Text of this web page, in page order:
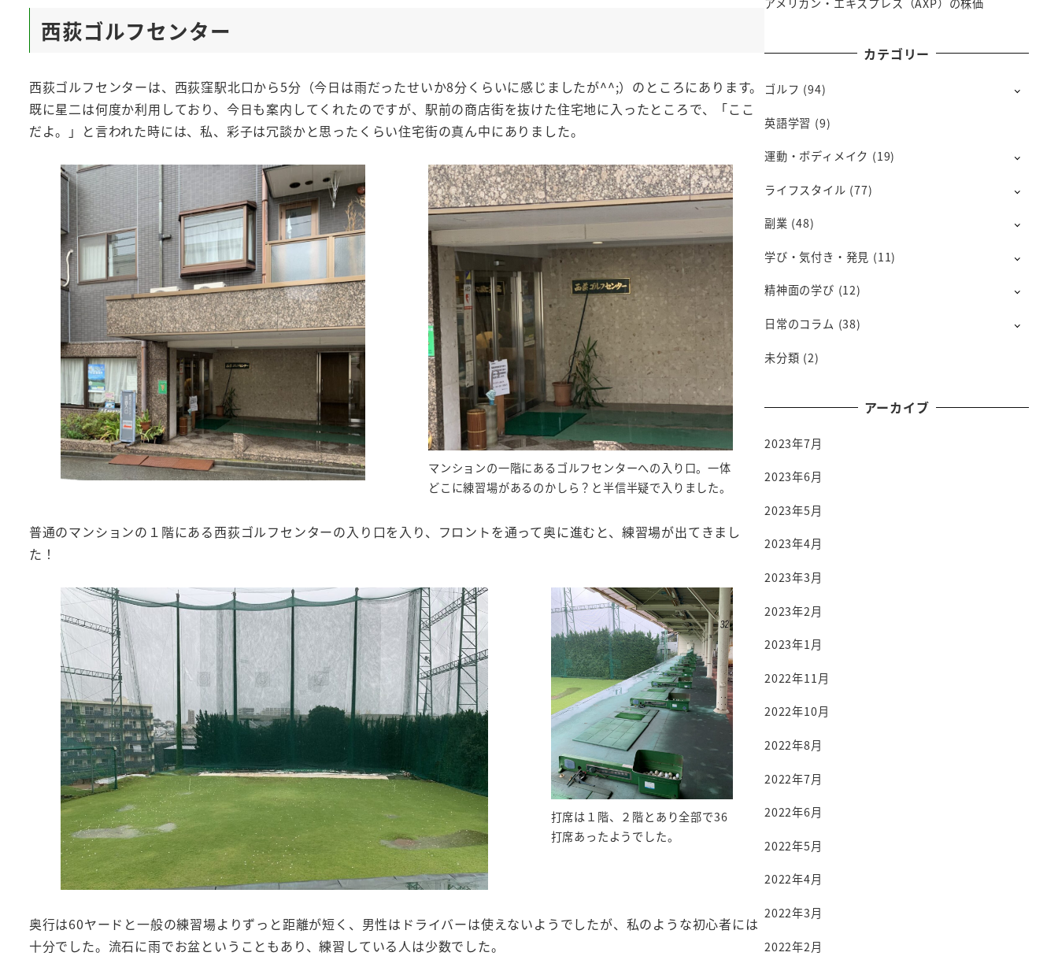
西荻ゴルフセンター
西荻ゴルフセンターは、西荻窪駅北口から5分（今日は雨だったせいか8分くらいに感じましたが^^;）のところにあります。
既に星二は何度か利用しており、今日も案内してくれたのですが、駅前の商店街を抜けた住宅地に入ったところで、「ここ
だよ。」と言われた時には、私、彩子は冗談かと思ったくらい住宅街の真ん中にありました。
マンションの一階にあるゴルフセンターへの入り口。一体
どこに練習場があるのかしら？と半信半疑で入りました。
普通のマンションの１階にある西荻ゴルフセンターの入り口を入り、フロントを通って奥に進むと、練習場が出てきまし
た！
打席は１階、２階とあり全部で36
打席あったようでした。
奥行は60ヤードと一般の練習場よりずっと距離が短く、男性はドライバーは使えないようでしたが、私のような初心者には
十分でした。流石に雨でお盆ということもあり、練習している人は少数でした。
カテゴリー
ゴルフ (94)
英語学習 (9)
運動・ボディメイク (19)
ライフスタイル (77)
副業 (48)
学び・気付き・発見 (11)
精神面の学び (12)
日常のコラム (38)
未分類 (2)
アーカイブ
2023年7月
2023年6月
2023年5月
2023年4月
2023年3月
2023年2月
2023年1月
2022年11月
2022年10月
2022年8月
2022年7月
2022年6月
2022年5月
2022年4月
2022年3月
2022年2月